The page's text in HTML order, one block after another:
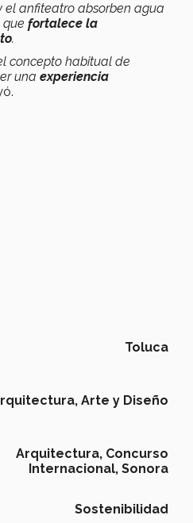
el anfiteatro absorben agua
que fortalece la
.
concepto habitual de
una experiencia
Toluca
Arte y Diseño
Arquitectura, Concurso
Internacional, Sonora
Sostenibilidad